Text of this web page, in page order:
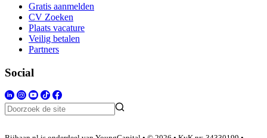
Gratis aanmelden
CV Zoeken
Plaats vacature
Veilig betalen
Partners
Social